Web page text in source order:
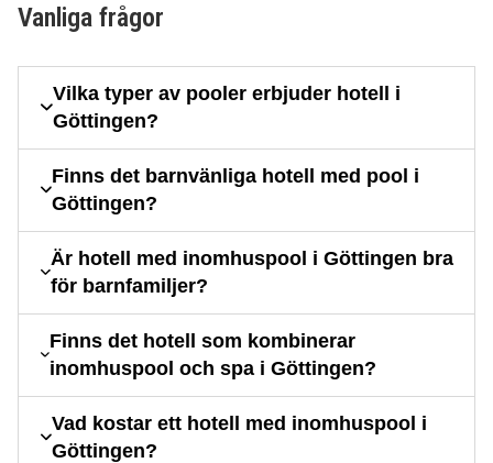
Vanliga frågor
Vilka typer av pooler erbjuder hotell i
Göttingen?
Finns det barnvänliga hotell med pool i
Göttingen?
Är hotell med inomhuspool i Göttingen bra
för barnfamiljer?
Finns det hotell som kombinerar
inomhuspool och spa i Göttingen?
Vad kostar ett hotell med inomhuspool i
Göttingen?